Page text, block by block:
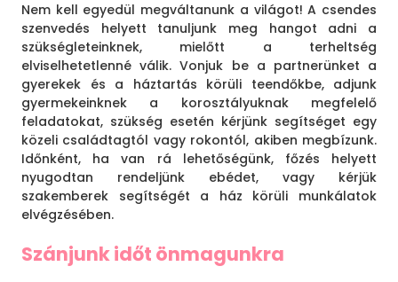
Nem kell egyedül megváltanunk a világot! A csendes
szenvedés helyett tanuljunk meg hangot adni a
szükségleteinknek, mielőtt a terheltség
elviselhetetlenné válik. Vonjuk be a partnerünket a
gyerekek és a háztartás körüli teendőkbe, adjunk
gyermekeinknek a korosztályuknak megfelelő
feladatokat, szükség esetén kérjünk segítséget egy
közeli családtagtól vagy rokontól, akiben megbízunk.
Időnként, ha van rá lehetőségünk, főzés helyett
nyugodtan rendeljünk ebédet, vagy kérjük
szakemberek segítségét a ház körüli munkálatok
elvégzésében.
Szánjunk időt önmagunkra